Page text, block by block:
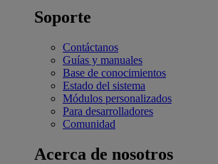
Soporte
Contáctanos
Guías y manuales
Base de conocimientos
Estado del sistema
Módulos personalizados
Para desarrolladores
Comunidad
Acerca de nosotros